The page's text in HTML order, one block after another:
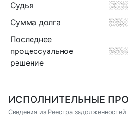
Судья
Сумма долга
Последнее
процессуальное
решение
ИСПОЛНИТЕЛЬНЫЕ
Сведения из Реестра